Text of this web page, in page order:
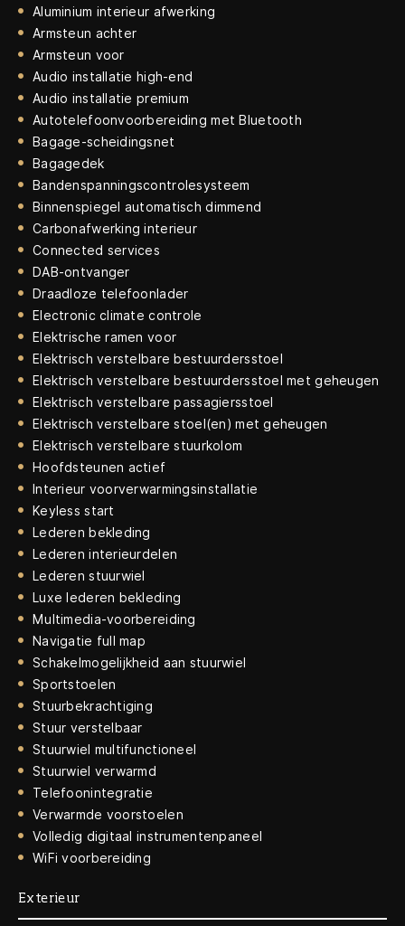
Aluminium interieur afwerking
Armsteun achter
Armsteun voor
Audio installatie high-end
Audio installatie premium
Autotelefoonvoorbereiding met Bluetooth
Bagage-scheidingsnet
Bagagedek
Bandenspanningscontrolesysteem
Binnenspiegel automatisch dimmend
Carbonafwerking interieur
Connected services
DAB-ontvanger
Draadloze telefoonlader
Electronic climate controle
Elektrische ramen voor
Elektrisch verstelbare bestuurdersstoel
Elektrisch verstelbare bestuurdersstoel met geheugen
Elektrisch verstelbare passagiersstoel
Elektrisch verstelbare stoel(en) met geheugen
Elektrisch verstelbare stuurkolom
Hoofdsteunen actief
Interieur voorverwarmingsinstallatie
Keyless start
Lederen bekleding
Lederen interieurdelen
Lederen stuurwiel
Luxe lederen bekleding
Multimedia-voorbereiding
Navigatie full map
Schakelmogelijkheid aan stuurwiel
Sportstoelen
Stuurbekrachtiging
Stuur verstelbaar
Stuurwiel multifunctioneel
Stuurwiel verwarmd
Telefoonintegratie
Verwarmde voorstoelen
Volledig digitaal instrumentenpaneel
WiFi voorbereiding
Exterieur